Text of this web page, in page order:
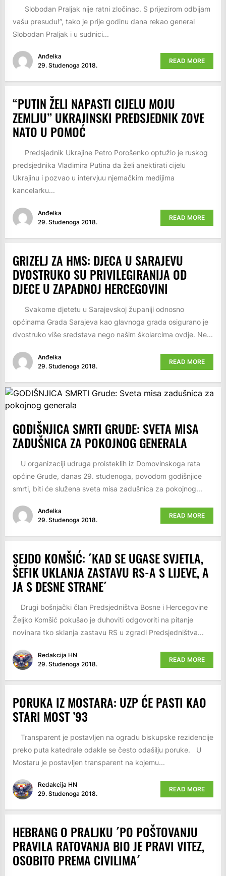
Slobodan Praljak nije ratni zločinac. S prijezirom odbijam
vašu presudu!”, tako je prije godinu dana rekao general
Slobodan Praljak i u sudnici...
Anđelka
29. Studenoga 2018.
READ MORE
“PUTIN ŽELI NAPASTI CIJELU MOJU
ZEMLJU” UKRAJINSKI PREDSJEDNIK ZOVE
NATO U POMOĆ
Predsjednik Ukrajine Petro Porošenko optužio je ruskog
predsjednika Vladimira Putina da želi anektirati cijelu
Ukrajinu i pozvao u intervjuu njemačkim medijima
kancelarku...
Anđelka
29. Studenoga 2018.
READ MORE
GRIZELJ ZA HMS: DJECA U SARAJEVU
DVOSTRUKO SU PRIVILEGIRANIJA OD
DJECE U ZAPADNOJ HERCEGOVINI
Svakome djetetu u Sarajevskoj županiji odnosno
općinama Grada Sarajeva kao glavnoga grada osigurano je
dvostruko više sredstava nego našim školarcima ovdje. Ne...
Anđelka
29. Studenoga 2018.
READ MORE
GODIŠNJICA SMRTI GRUDE: SVETA MISA
ZADUŠNICA ZA POKOJNOG GENERALA
U organizaciji udruga proisteklih iz Domovinskoga rata
općine Grude, danas 29. studenoga, povodom godišnjice
smrti, biti će služena sveta misa zadušnica za pokojnog...
Anđelka
29. Studenoga 2018.
READ MORE
SEJDO KOMŠIĆ: ´KAD SE UGASE SVJETLA,
ŠEFIK UKLANJA ZASTAVU RS-A S LIJEVE, A
JA S DESNE STRANE´
Drugi bošnjački član Predsjedništva Bosne i Hercegovine
Željko Komšić pokušao je duhoviti odgovoriti na pitanje
novinara tko sklanja zastavu RS u zgradi Predsjedništva...
Redakcija HN
29. Studenoga 2018.
READ MORE
PORUKA IZ MOSTARA: UZP ĆE PASTI KAO
STARI MOST ’93
Transparent je postavljen na ogradu biskupske rezidencije
preko puta katedrale odakle se često odašilju poruke. U
Mostaru je postavljen transparent na kojemu...
Redakcija HN
29. Studenoga 2018.
READ MORE
HEBRANG O PRALJKU ´PO POŠTOVANJU
PRAVILA RATOVANJA BIO JE PRAVI VITEZ,
OSOBITO PREMA CIVILIMA´